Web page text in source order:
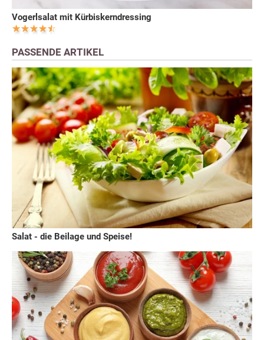
Vogerlsalat mit Kürbiskerndressing
PASSENDE ARTIKEL
Salat - die Beilage und Speise!